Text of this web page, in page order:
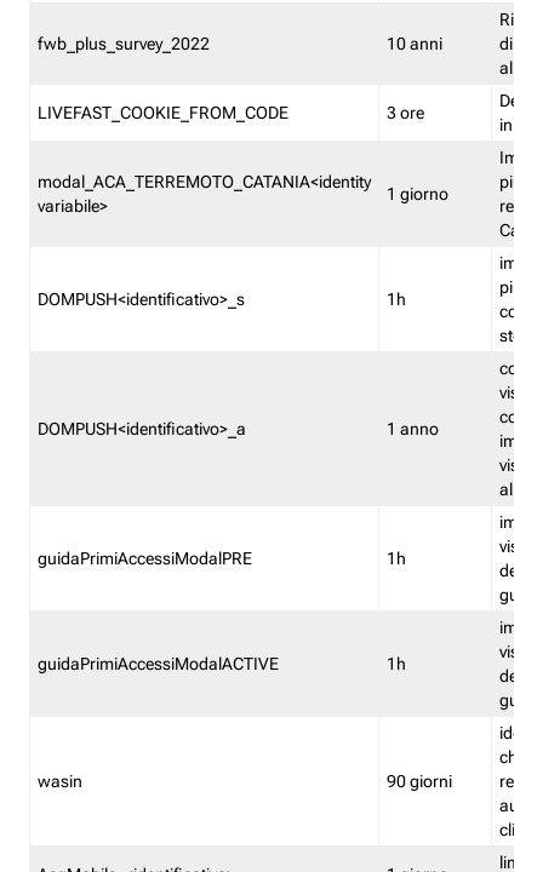
fwb_plus_survey_2022 10 anni
di
LIVEFAST_COOKIE_FROM_CODE 3 ore
in
modal_ACA_TERREMOTO_CATANIA<identity
variabile>
1 giorno
più
DOMPUSH<identificativo>_s 1h
più
DOMPUSH<identificativo>_a 1 anno
guidaPrimiAccessiModalPRE 1h
della
guidaPrimiAccessiModalACTIVE 1h
della
wasin 90 giorni
che
rete
clienti
limita